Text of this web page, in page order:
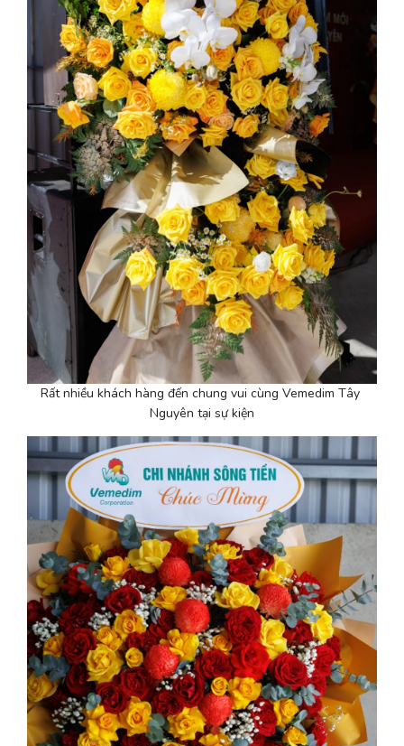
Rất nhiều khách hàng đến chung vui cùng Vemedim Tây
Nguyên tại sự kiện